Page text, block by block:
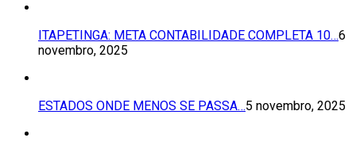
ITAPETINGA: META CONTABILIDADE COMPLETA 10…6
novembro, 2025
ESTADOS ONDE MENOS SE PASSA…5 novembro, 2025